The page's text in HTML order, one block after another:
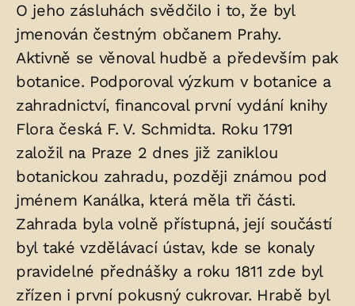
O jeho zásluhách svědčilo i to, že byl
jmenován čestným občanem Prahy.
Aktivně se věnoval hudbě a především pak
botanice. Podporoval výzkum v botanice a
zahradnictví, financoval první vydání knihy
Flora česká F. V. Schmidta. Roku 1791
založil na Praze 2 dnes již zaniklou
botanickou zahradu, později známou pod
jménem Kanálka, která měla tři části.
Zahrada byla volně přístupná, její součástí
byl také vzdělávací ústav, kde se konaly
pravidelné přednášky a roku 1811 zde byl
zřízen i první pokusný cukrovar. Hrabě byl